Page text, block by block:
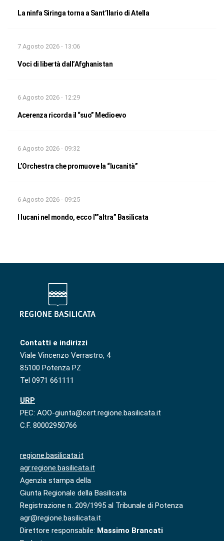
La ninfa Siringa torna a Sant’Ilario di Atella
7 Agosto 2026 - 13:06
Voci di libertà dall’Afghanistan
6 Agosto 2026 - 12:29
Acerenza ricorda il “suo” Medioevo
6 Agosto 2026 - 09:32
L’Orchestra che promuove la “lucanità”
6 Agosto 2026 - 09:25
I lucani nel mondo, ecco l'”altra” Basilicata
Contatti e indirizzi
Viale Vincenzo Verrastro, 4
85100 Potenza PZ
Tel 0971 661111
URP
PEC: AOO-giunta@cert.regione.basilicata.it
C.F. 80002950766
regione.basilicata.it
agr.regione.basilicata.it
Agenzia stampa della
Giunta Regionale della Basilicata
Registrazione n. 209/1995 al Tribunale di Potenza
agr@regione.basilicata.it
Direttore responsabile: Massimo Brancati